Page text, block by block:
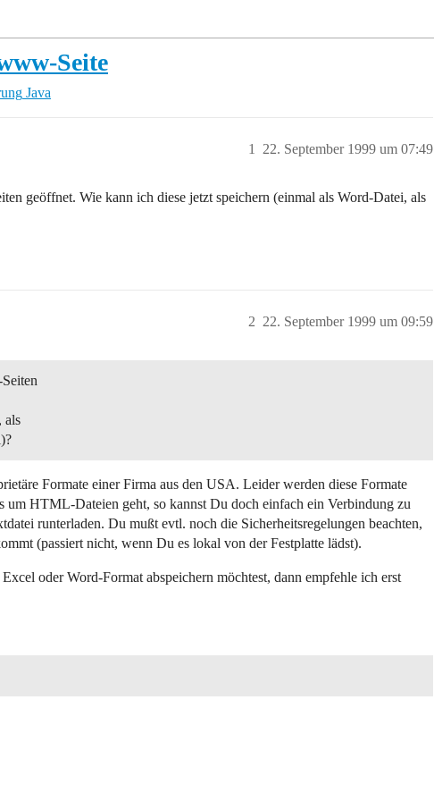
Seite
Java
22. September 1999 um 07:49
1
geöffnet. Wie kann ich diese jetzt speichern (einmal als Word-Datei, als
22. September 1999 um 09:59
2
als
Formate einer Firma aus den USA. Leider werden diese Formate
um HTML-Dateien geht, so kannst Du doch einfach ein Verbindung zu
runterladen. Du mußt evtl. noch die Sicherheitsregelungen beachten,
(passiert nicht, wenn Du es lokal von der Festplatte lädst).
oder Word-Format abspeichern möchtest, dann empfehle ich erst